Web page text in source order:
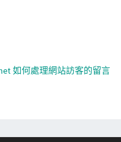
如何處理網站訪客的留言